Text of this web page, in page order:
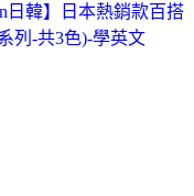
日韓】日本熱銷款百搭
列-共3色)-學英文